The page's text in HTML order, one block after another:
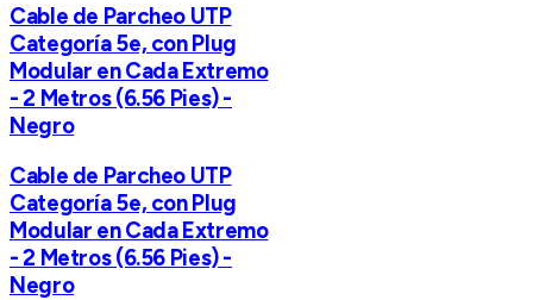
Cable de Parcheo UTP
Categoría 5e, con Plug
Modular en Cada Extremo
- 2 Metros (6.56 Pies) -
Negro
Cable de Parcheo UTP
Categoría 5e, con Plug
Modular en Cada Extremo
- 2 Metros (6.56 Pies) -
Negro